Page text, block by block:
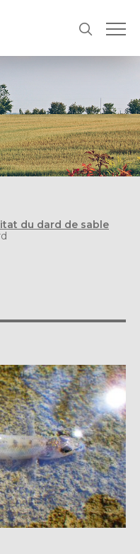
du dard de sable